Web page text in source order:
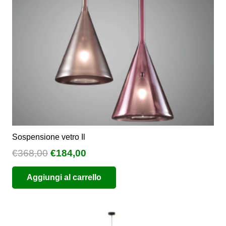
scelte
nella
pagina
del
prodotto
Sospensione vetro Il
€368,00 Il
prezzo
originale
era:
€184,00
prezzo
attuale
è:
Aggiungi al carrello